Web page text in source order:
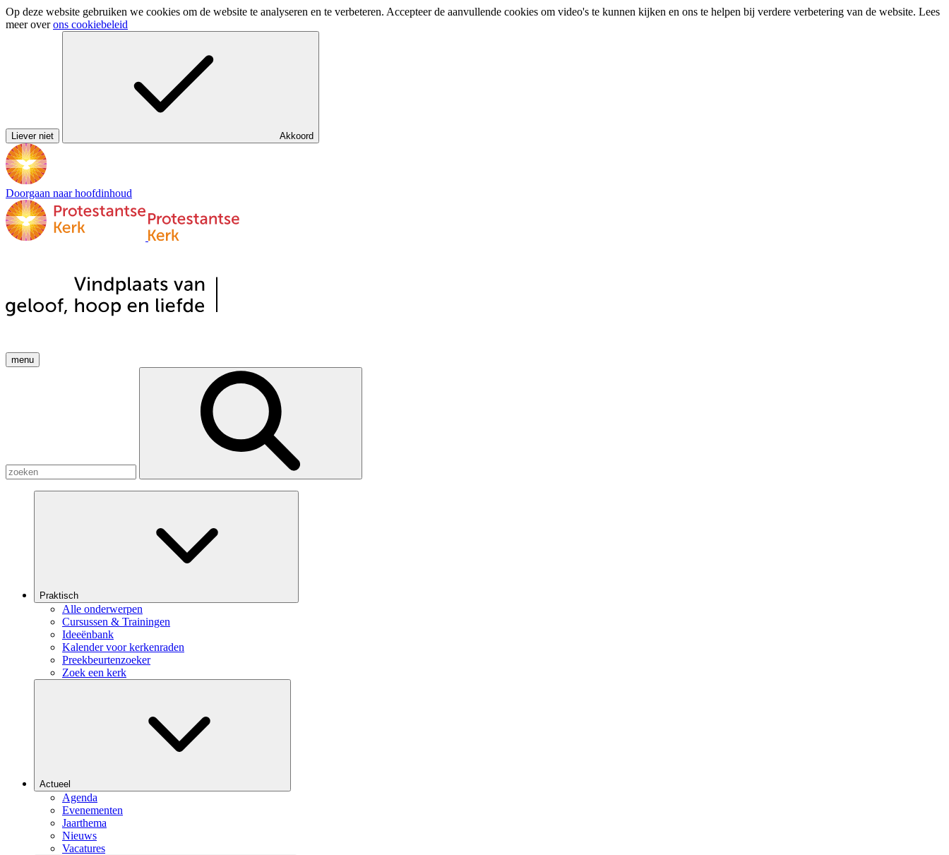
Op deze website gebruiken we cookies om de website te analyseren en te verbeteren. Accepteer de aanvullende cookies om video's te kunnen kijken en ons te helpen bij verdere verbetering van de website. Lees
meer overons cookiebeleid
Liever niet Akkoord
Doorgaan naar hoofdinhoud
menu
Praktisch
Alle onderwerpen
Cursussen & Trainingen
Ideeënbank
Kalender voor kerkenraden
Preekbeurtenzoeker
Zoek een kerk
Actueel
Agenda
Evenementen
Jaarthema
Nieuws
Vacatures